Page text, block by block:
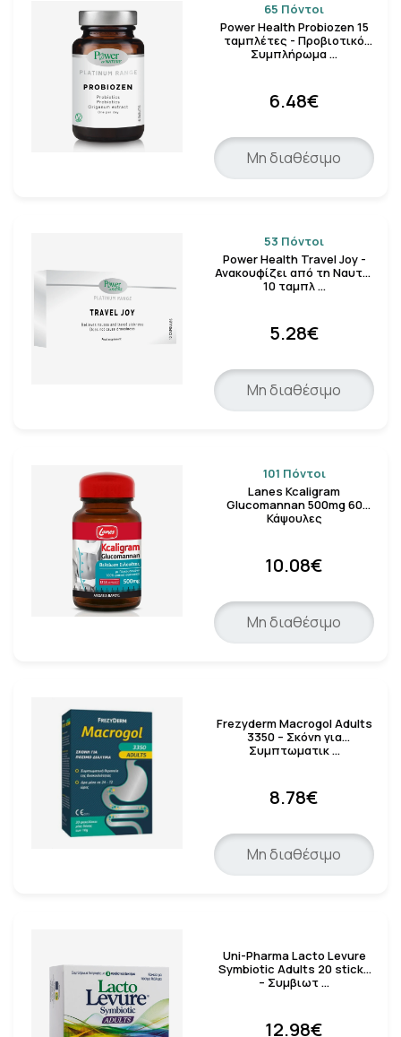
65 Πόντοι
Power Health Probiozen 15
ταμπλέτες - Προβιοτικό
Συμπλήρωμα …
6.48€
Μη διαθέσιμο
53 Πόντοι
Power Health Travel Joy -
Ανακουφίζει από τη Ναυτία
10 ταμπλ …
5.28€
Μη διαθέσιμο
101 Πόντοι
Lanes Kcaligram
Glucomannan 500mg 60
Κάψουλες
10.08€
Μη διαθέσιμο
Frezyderm Macrogol Adults
3350 – Σκόνη για
Συμπτωματικ …
8.78€
Μη διαθέσιμο
Uni-Pharma Lacto Levure
Symbiotic Adults 20 sticks
– Συμβιωτ …
12.98€